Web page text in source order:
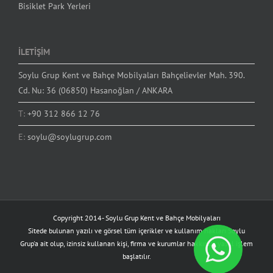
Bisiklet Park Yerleri
İLETİŞİM
Soylu Grup Kent ve Bahçe Mobilyaları Bahçelievler Mah. 390.
Cd. Nu: 36 (06850) Hasanoğlan / ANKARA
T: +90 312 866 12 76
E: soylu@soylugrup.com
Copyright 2014-Soylu Grup Kent ve Bahçe Mobilyaları
Sitede bulunan yazılı ve görsel tüm içerikler ve kullanım hakları Soylu
Grup'a ait olup, izinsiz kullanan kişi, firma ve kurumlar hakkında yasal işlem
başlatılır.